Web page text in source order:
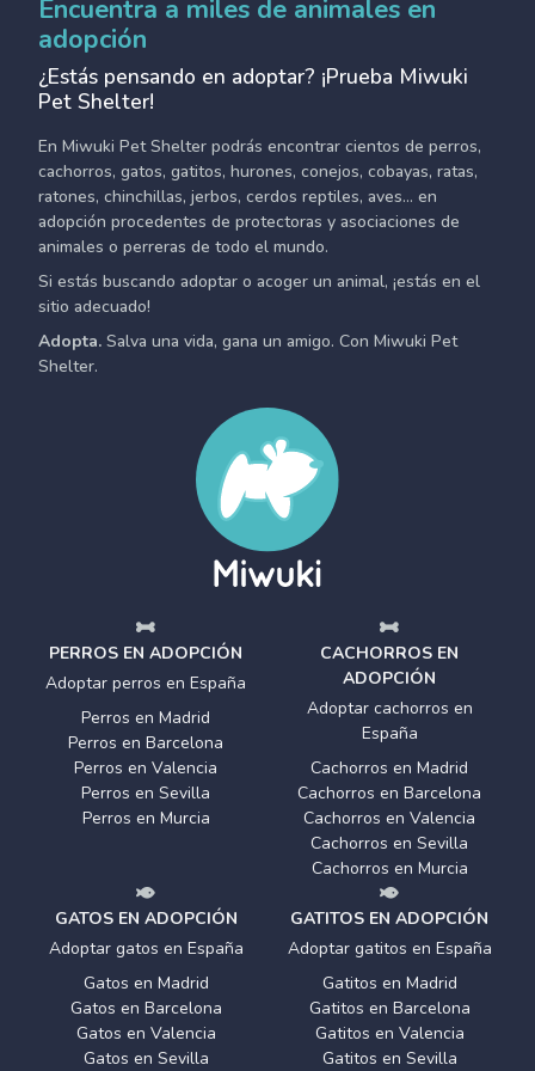
Encuentra a miles de animales en
adopción
¿Estás pensando en adoptar? ¡Prueba Miwuki
Pet Shelter!
En Miwuki Pet Shelter podrás encontrar cientos de perros,
cachorros, gatos, gatitos, hurones, conejos, cobayas, ratas,
ratones, chinchillas, jerbos, cerdos reptiles, aves... en
adopción procedentes de protectoras y asociaciones de
animales o perreras de todo el mundo.
Si estás buscando adoptar o acoger un animal, ¡estás en el
sitio adecuado!
Adopta. Salva una vida, gana un amigo. Con Miwuki Pet
Shelter.
PERROS EN ADOPCIÓN
Adoptar perros en España
Perros en Madrid
Perros en Barcelona
Perros en Valencia
Perros en Sevilla
Perros en Murcia
CACHORROS EN
ADOPCIÓN
Adoptar cachorros en
España
Cachorros en Madrid
Cachorros en Barcelona
Cachorros en Valencia
Cachorros en Sevilla
Cachorros en Murcia
GATOS EN ADOPCIÓN
Adoptar gatos en España
Gatos en Madrid
Gatos en Barcelona
Gatos en Valencia
Gatos en Sevilla
GATITOS EN ADOPCIÓN
Adoptar gatitos en España
Gatitos en Madrid
Gatitos en Barcelona
Gatitos en Valencia
Gatitos en Sevilla